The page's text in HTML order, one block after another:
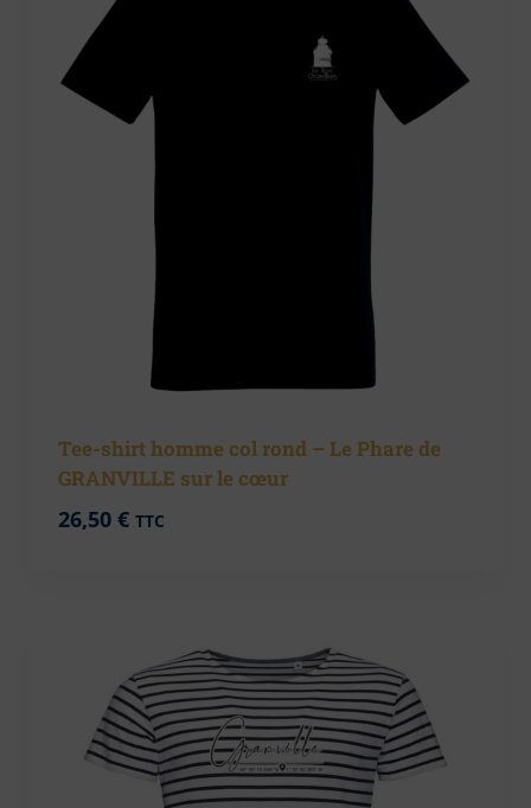
Tee-shirt homme col rond – Le Phare de
GRANVILLE sur le cœur
26,50 € TTC